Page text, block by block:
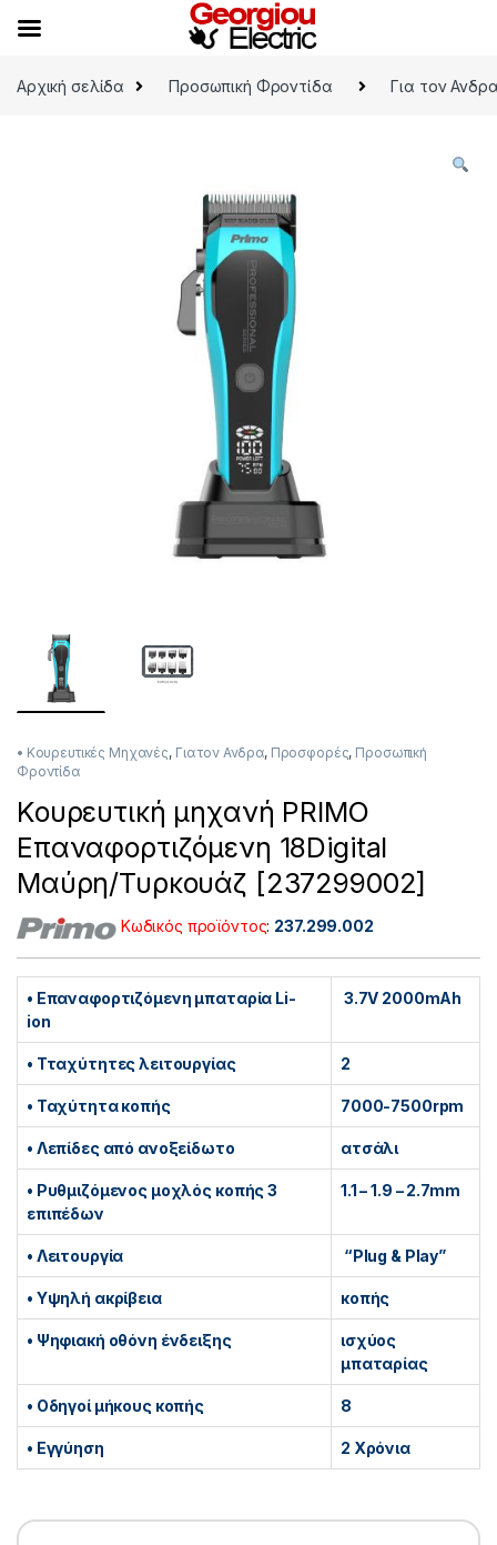
Αρχική σελίδα
Προσωπική Φροντίδα Για τον
• Κουρευτικές Μηχανές, Για τον Ανδρα, Προσφορές, Προσωπική
Φροντίδα
Κουρευτική μηχανή PRIMO
Επαναφορτιζόμενη 18Digital
Μαύρη/Τυρκουάζ [237299002]
Κωδικός προϊόντος: 237.299.002
• Eπαναφορτιζόμενη μπαταρία Li-
ion
3.7V 2000mAh
• Τταχύτητες λειτουργίας 2
• Ταχύτητα κοπής 7000-7500rpm
• Λεπίδες από ανοξείδωτο ατσάλι
• Ρυθμιζόμενος μοχλός κοπής 3
επιπέδων
1.1 – 1.9 – 2.7mm
• Λειτουργία “Plug & Play”
• Υψηλή ακρίβεια κοπής
• Ψηφιακή οθόνη ένδειξης
ισχύος
μπαταρίας
• Οδηγοί μήκους κοπής 8
• Εγγύηση 2 Χρόνια